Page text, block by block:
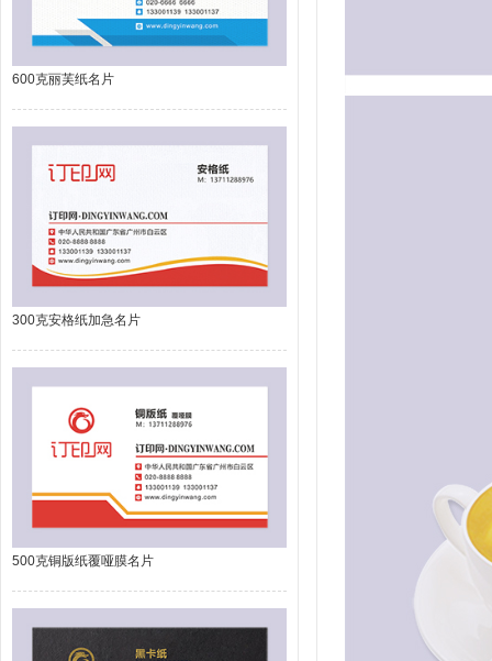
600克丽芙纸名片
300克安格纸加急名片
500克铜版纸覆哑膜名片